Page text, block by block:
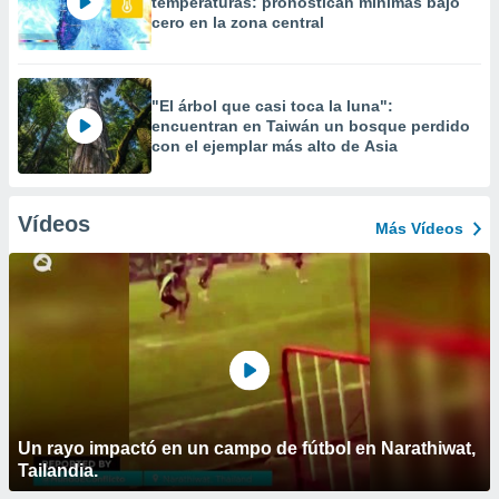
cero en la zona central
"El árbol que casi toca la luna":
encuentran en Taiwán un bosque perdido
con el ejemplar más alto de Asia
Vídeos Más Vídeos
Un rayo impactó en un campo de fútbol en Narathiwat,
Tailandia.